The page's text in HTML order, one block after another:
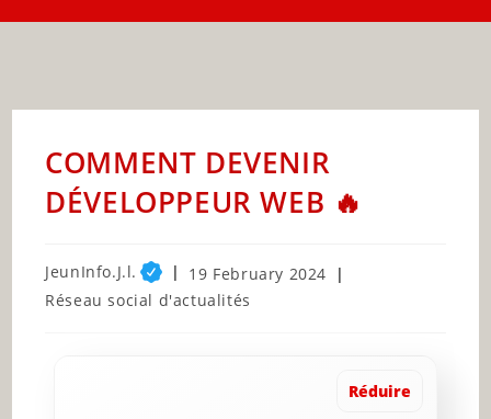
COMMENT DEVENIR
DÉVELOPPEUR WEB 🔥
Post
author:
JeunInfo.J.l.
Post
published:
19 February 2024
Post
Réseau social d'actualités
Réduire